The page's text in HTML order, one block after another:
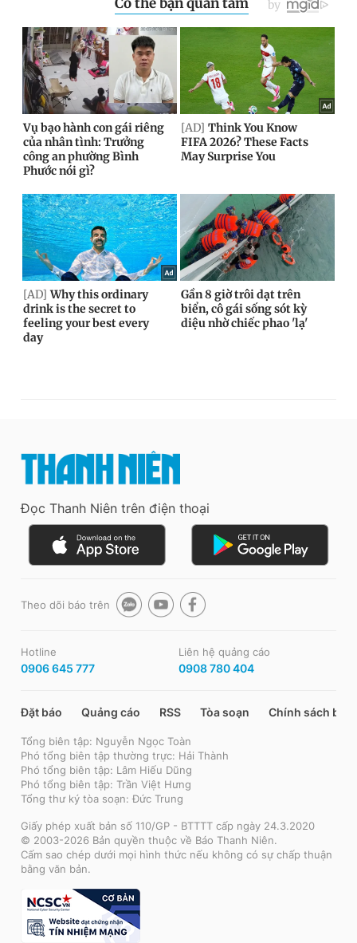
Đọc Thanh Niên trên điện thoại
Theo dõi báo trên
Hotline
0906 645 777
Liên hệ quảng cáo
0908 780 404
Đặt báo Quảng cáo RSS Tòa soạn Chính sách bảo
Tổng biên tập: Nguyễn Ngọc Toàn
Phó tổng biên tập thường trực: Hải Thành
Phó tổng biên tập: Lâm Hiếu Dũng
Phó tổng biên tập: Trần Việt Hưng
Tổng thư ký tòa soạn: Đức Trung
Giấy phép xuất bản số 110/GP - BTTTT cấp ngày 24.3.2020
© 2003-2026 Bản quyền thuộc về Báo Thanh Niên.
Cấm sao chép dưới mọi hình thức nếu không có sự chấp thuận
bằng văn bản.